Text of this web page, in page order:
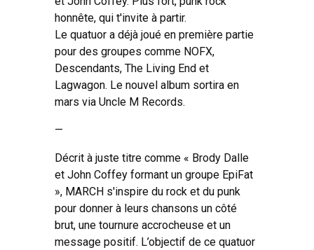
honnête, qui t'invite à partir.
Le quatuor a déjà joué en première partie
pour des groupes comme NOFX,
Descendants, The Living End et
Lagwagon. Le nouvel album sortira en
mars via Uncle M Records.
—
Décrit à juste titre comme « Brody Dalle
et John Coffey formant un groupe EpiFat
», MARCH s'inspire du rock et du punk
pour donner à leurs chansons un côté
brut, une tournure accrocheuse et un
message positif. L’objectif de ce quatuor